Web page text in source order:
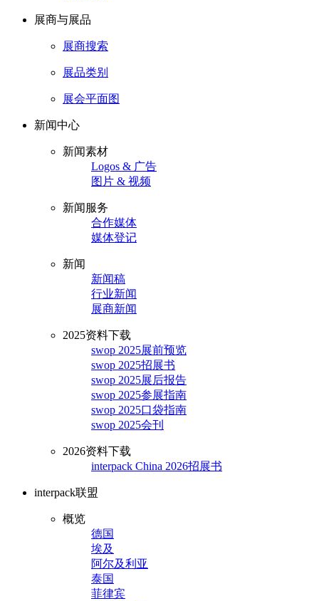
展商与展品
展商搜索
展品类别
展会平面图
新闻中心
新闻素材
Logos & 广告
图片 & 视频
新闻服务
合作媒体
媒体登记
新闻
新闻稿
行业新闻
展商新闻
2025资料下载
swop 2025展前预览
swop 2025招展书
swop 2025展后报告
swop 2025参展指南
swop 2025口袋指南
swop 2025会刊
2026资料下载
interpack China 2026招展书
interpack联盟
概览
德国
埃及
阿尔及利亚
泰国
菲律宾